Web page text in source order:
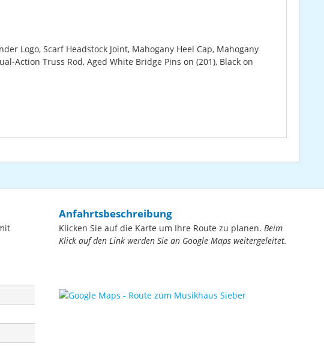
Logo, Scarf Headstock Joint, Mahogany Heel Cap, Mahogany
Action Truss Rod, Aged White Bridge Pins on (201), Black on
Anfahrtsbeschreibung
Klicken Sie auf die Karte um Ihre Route zu planen. Beim
Klick auf den Link werden Sie an Google Maps weitergeleitet.